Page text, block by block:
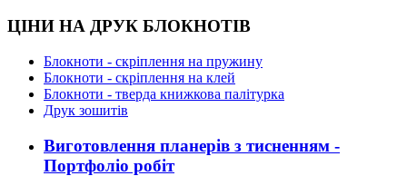
ЦІНИ НА ДРУК БЛОКНОТІВ
Блокноти - скріплення на пружину
Блокноти - скріплення на клей
Блокноти - тверда книжкова палітурка
Друк зошитів
Виготовлення планерів з тисненням -
Портфоліо робіт